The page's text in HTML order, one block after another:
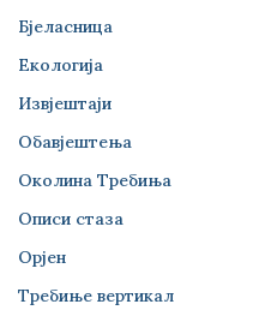
Бјеласница
Екологија
Извјештаји
Обавјештења
Околина Требиња
Описи стаза
Орјен
Требиње вертикал